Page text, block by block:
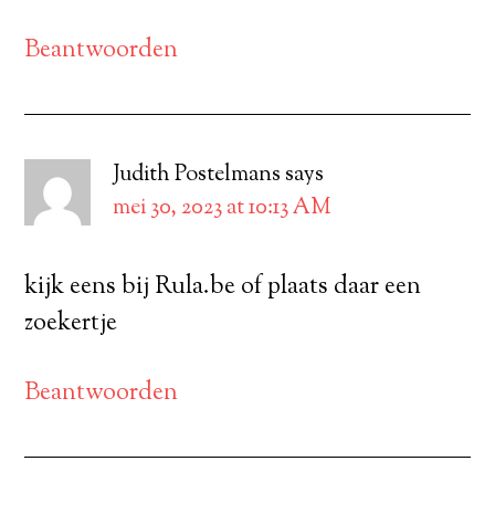
Beantwoorden
Judith Postelmans says
mei 30, 2023 at 10:13 AM
kijk eens bij Rula.be of plaats daar een
zoekertje
Beantwoorden